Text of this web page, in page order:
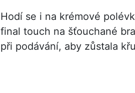
Hodí se i na krémové
final touch na šťouchané
při podávání, aby zůstala